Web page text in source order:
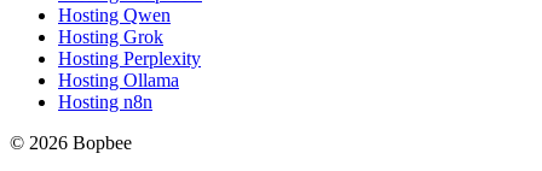
Hosting Qwen
Hosting Grok
Hosting Perplexity
Hosting Ollama
Hosting n8n
© 2026 Bopbee